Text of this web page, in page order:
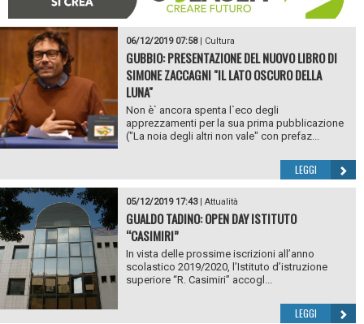
06/12/2019 07:58| Cultura
GUBBIO: PRESENTAZIONE DEL NUOVO LIBRO DI
SIMONE ZACCAGNI "IL LATO OSCURO DELLA
LUNA"
Non è` ancora spenta l`eco degli
apprezzamenti per la sua prima pubblicazione
("La noia degli altri non vale" con prefaz...
LEGGI
05/12/2019 17:43| Attualità
GUALDO TADINO: OPEN DAY ISTITUTO
“CASIMIRI”
In vista delle prossime iscrizioni all’anno
scolastico 2019/2020, l’Istituto d’istruzione
superiore “R. Casimiri” accogl...
LEGGI